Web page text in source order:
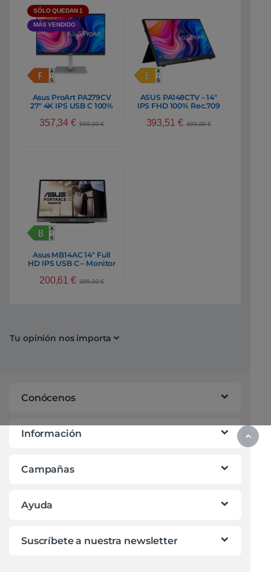
SÓLO QUEDAN 1
MÁS VENDIDO
Asus ProArt PA279CV
27″ 4K IPS USB C 100%
357,34€ 599,00€
ASUS PA148CTV – 14″
IPS FHD 100% Rec.709
393,51 € 499,00€
Asus MB14AC 14″ Full
HD IPS USB C – Monitor
200,61€ 399,00€
Tu opinión nos importa
Conócenos
Información
Campañas
Ayuda
Suscríbete a nuestra newsletter